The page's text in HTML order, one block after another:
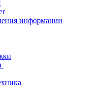
информации